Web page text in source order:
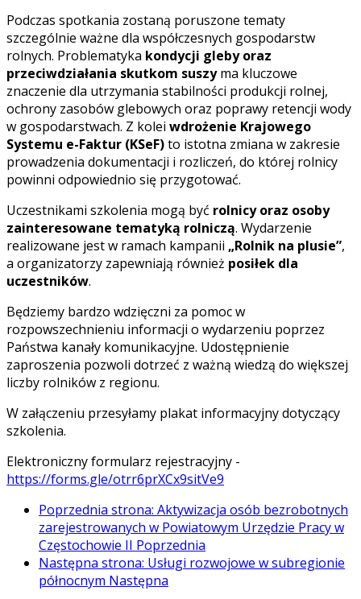
Podczas spotkania zostaną poruszone tematy
szczególnie ważne dla współczesnych gospodarstw
rolnych. Problematyka kondycji gleby oraz
przeciwdziałania skutkom suszyma kluczowe
znaczenie dla utrzymania stabilności produkcji rolnej,
ochrony zasobów glebowych oraz poprawy retencji wody
w gospodarstwach. Z kolei wdrożenie Krajowego
Systemu e-Faktur (KSeF)to istotna zmiana w zakresie
prowadzenia dokumentacji i rozliczeń, do której rolnicy
powinni odpowiednio się przygotować.
Uczestnikami szkolenia mogą być rolnicy oraz osoby
zainteresowane tematyką rolniczą. Wydarzenie
realizowane jest w ramach kampanii „Rolnik na plusie”,
a organizatorzy zapewniają również posiłek dla
uczestników.
Będziemy bardzo wdzięczni za pomoc w
rozpowszechnieniu informacji o wydarzeniu poprzez
Państwa kanały komunikacyjne. Udostępnienie
zaproszenia pozwoli dotrzeć z ważną wiedzą do większej
liczby rolników z regionu.
W załączeniu przesyłamy plakat informacyjny dotyczący
szkolenia.
Elektroniczny formularz rejestracyjny -
https://forms.gle/otrr6prXCx9sitVe9
Poprzednia strona: Aktywizacja osób bezrobotnych
zarejestrowanych w Powiatowym Urzędzie Pracy w
Częstochowie II Poprzednia
Następna strona: Usługi rozwojowe w subregionie
północnym Następna